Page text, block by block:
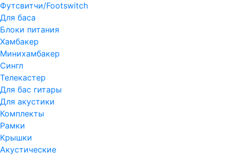
Футсвитчи/Footswitch
Для баса
Блоки питания
Хамбакер
Минихамбакер
Сингл
Телекастер
Для бас гитары
Для акустики
Комплекты
Рамки
Крышки
Акустические